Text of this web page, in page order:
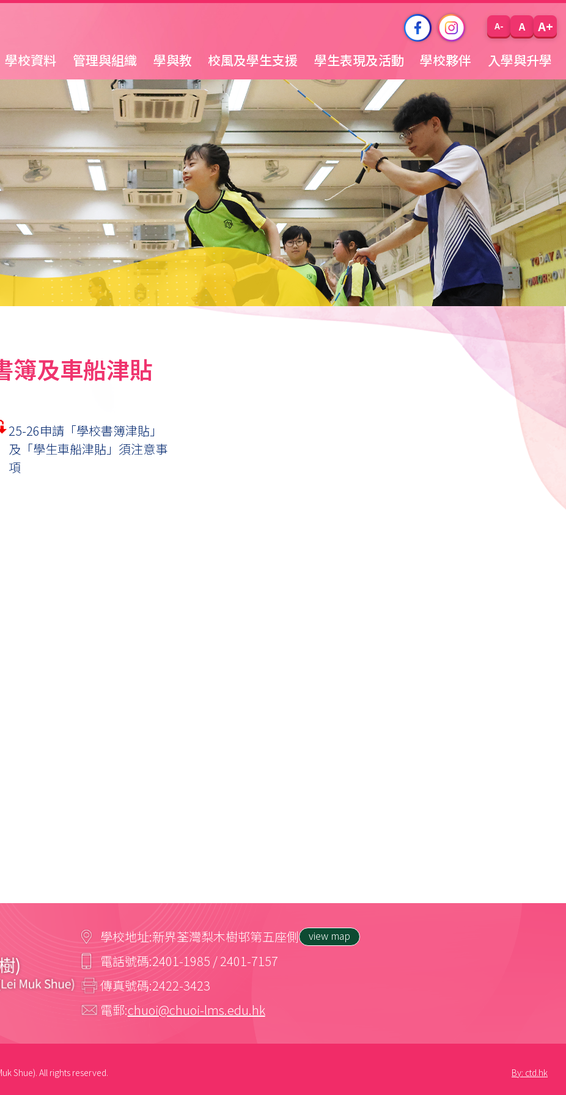
A- A A+
學校資料 管理與組織 學與教 校風及學生支援 學生表現及活動 學校夥伴 入學與升學
簿及車船津貼
25-26申請「學校書簿津貼」
及「學生車船津貼」須注意事
項
學校地址:新界荃灣梨木樹邨第五座側 view map
電話號碼:2401-1985 / 2401-7157
傳真號碼:2422-3423
電郵:chuoi@chuoi-lms.edu.hk
Shue). All rights reserved. By: ctd.hk